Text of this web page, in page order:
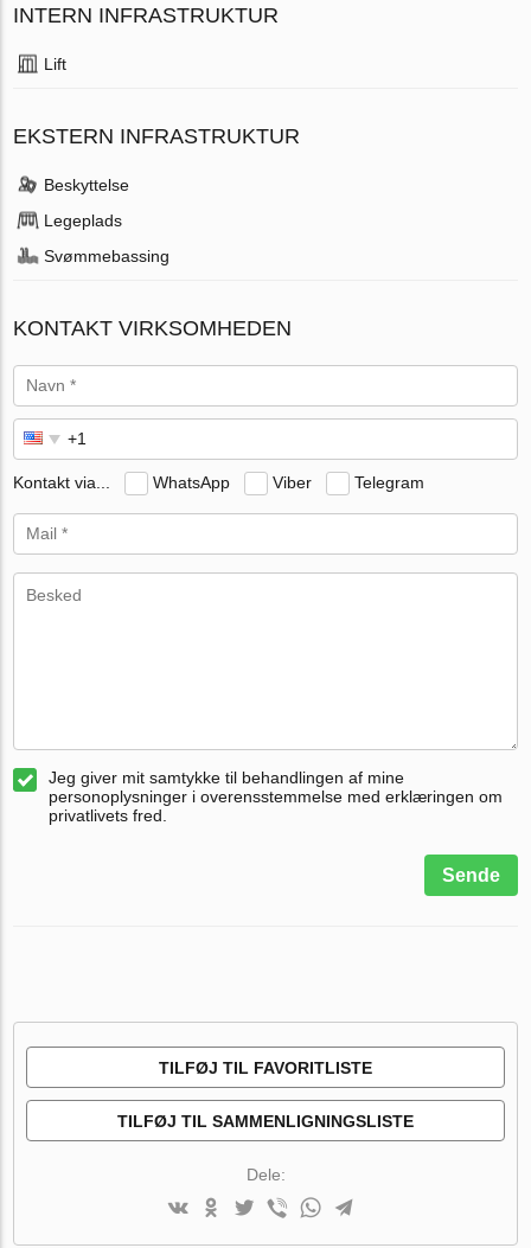
INTERN INFRASTRUKTUR
Lift
EKSTERN INFRASTRUKTUR
Beskyttelse
Legeplads
Svømmebassing
KONTAKT VIRKSOMHEDEN
Kontakt via... WhatsApp Viber Telegram
Jeg giver mit samtykke til behandlingen af mine
personoplysninger i overensstemmelse med erklæringen om
privatlivets fred.
Sende
TILFØJ TIL FAVORITLISTE
TILFØJ TIL SAMMENLIGNINGSLISTE
Dele: